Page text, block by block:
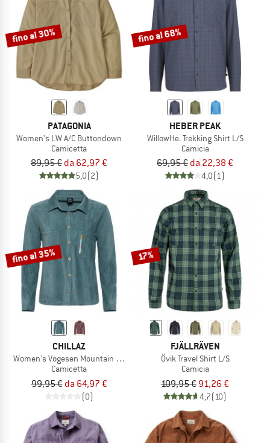
fino al 30%
PATAGONIA
Women's LW A/C Buttondown
Camicetta
89,95 € da 62,97 €
5,0(2)
fino al 68%
HEBER PEAK
WillowHe. Trekking Shirt L/S
Camicia
69,95 € da 22,38 €
4,0(1)
fino al 35%
CHILLAZ
Women's Vogesen Mountain Flower
Camicetta
99,95 € da 64,97 €
(0)
17%
FJÄLLRÄVEN
Övik Travel Shirt L/S
Camicia
109,95 € 91,26 €
4,7(10)